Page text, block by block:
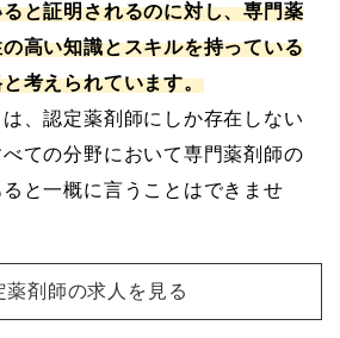
と証明されるのに対し、専門薬
高い知識とスキルを持っている
考えられています。
、認定薬剤師にしか存在しない
ての分野において専門薬剤師の
と一概に言うことはできませ
薬剤師の求人を見る